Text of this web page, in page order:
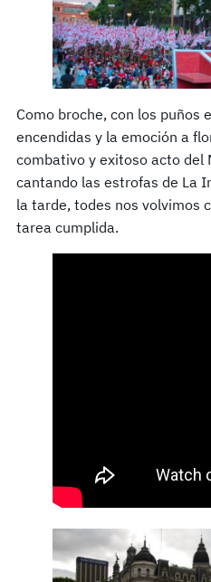
Como broche, con los puños
encendidas y la emoción a
combativo y exitoso acto del
cantando las estrofas de La
la tarde, todes nos volvimos
tarea cumplida.